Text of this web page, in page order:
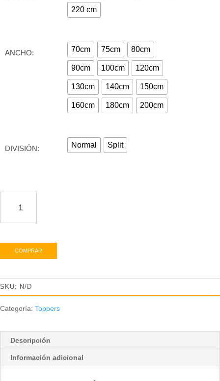
220 cm
ANCHO: 70cm 75cm 80cm
90cm 100cm 120cm
130cm 140cm 150cm
160cm 180cm 200cm
DIVISIÓN: Normal Split
cantidad
COMPRAR
SKU: N/D
Categoría: Toppers
Descripción
Información adicional